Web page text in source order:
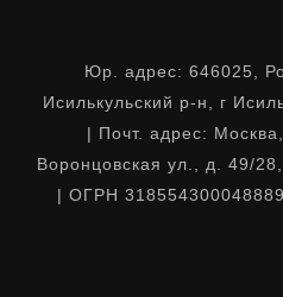
Юр. адрес: 646025,
Исилькульский р-н, г
| Почт. адрес:
Воронцовская ул., д. 49/
| ОГРН